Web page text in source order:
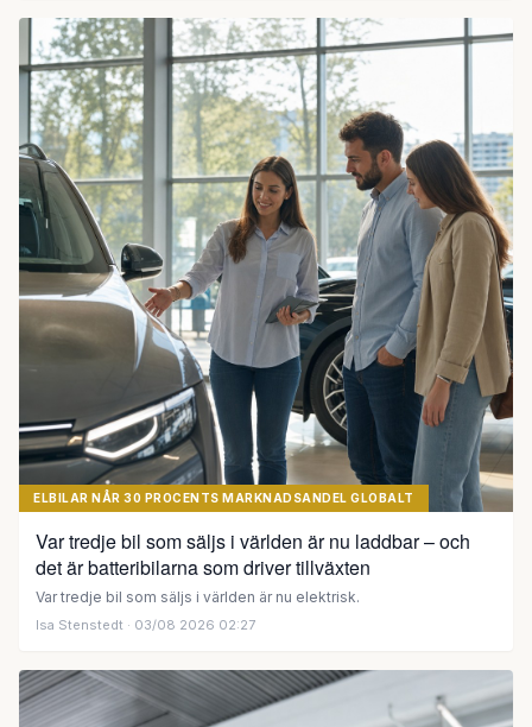
ELBILAR NÅR 30 PROCENTS MARKNADSANDEL GLOBALT
Var tredje bil som säljs i världen är nu laddbar – och
det är batteribilarna som driver tillväxten
Var tredje bil som säljs i världen är nu elektrisk.
Isa Stenstedt · 03/08 2026 02:27